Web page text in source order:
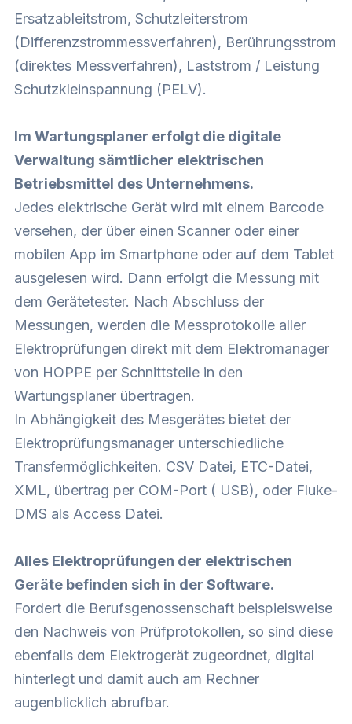
Ersatzableitstrom, Schutzleiterstrom
(Differenzstrommessverfahren), Berührungsstrom
(direktes Messverfahren), Laststrom / Leistung
Schutzkleinspannung (PELV).
Im Wartungsplaner erfolgt die digitale
Verwaltung sämtlicher elektrischen
Betriebsmittel des Unternehmens.
Jedes elektrische Gerät wird mit einem Barcode
versehen, der über einen Scanner oder einer
mobilen App im Smartphone oder auf dem Tablet
ausgelesen wird. Dann erfolgt die Messung mit
dem Gerätetester. Nach Abschluss der
Messungen, werden die Messprotokolle aller
Elektroprüfungen direkt mit dem Elektromanager
von HOPPE per Schnittstelle in den
Wartungsplaner übertragen.
In Abhängigkeit des Mesgerätes bietet der
Elektroprüfungsmanager unterschiedliche
Transfermöglichkeiten. CSV Datei, ETC-Datei,
XML, übertrag per COM-Port ( USB), oder Fluke-
DMS als Access Datei.
Alles Elektroprüfungen der elektrischen
Geräte befinden sich in der Software.
Fordert die Berufsgenossenschaft beispielsweise
den Nachweis von Prüfprotokollen, so sind diese
ebenfalls dem Elektrogerät zugeordnet, digital
hinterlegt und damit auch am Rechner
augenblicklich abrufbar.